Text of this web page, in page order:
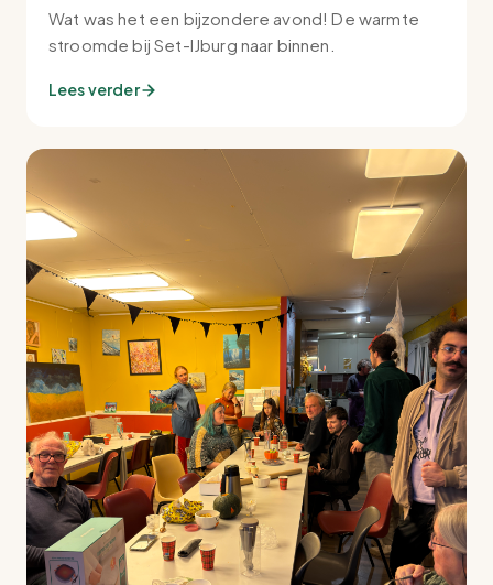
Wat was het een bijzondere avond! De warmte
stroomde bij Set-IJburg naar binnen.
Lees verder